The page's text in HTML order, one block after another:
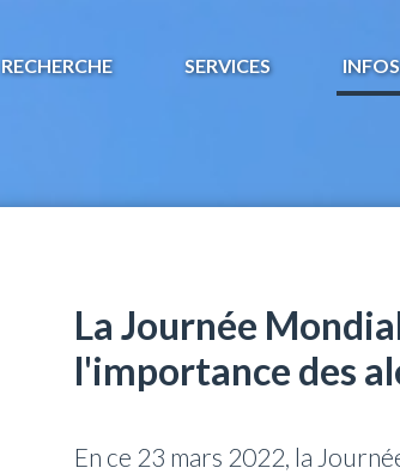
RECHERCHE SERVICES INFOS
La Journée
l'importance des
En ce 23 mars 2022, la